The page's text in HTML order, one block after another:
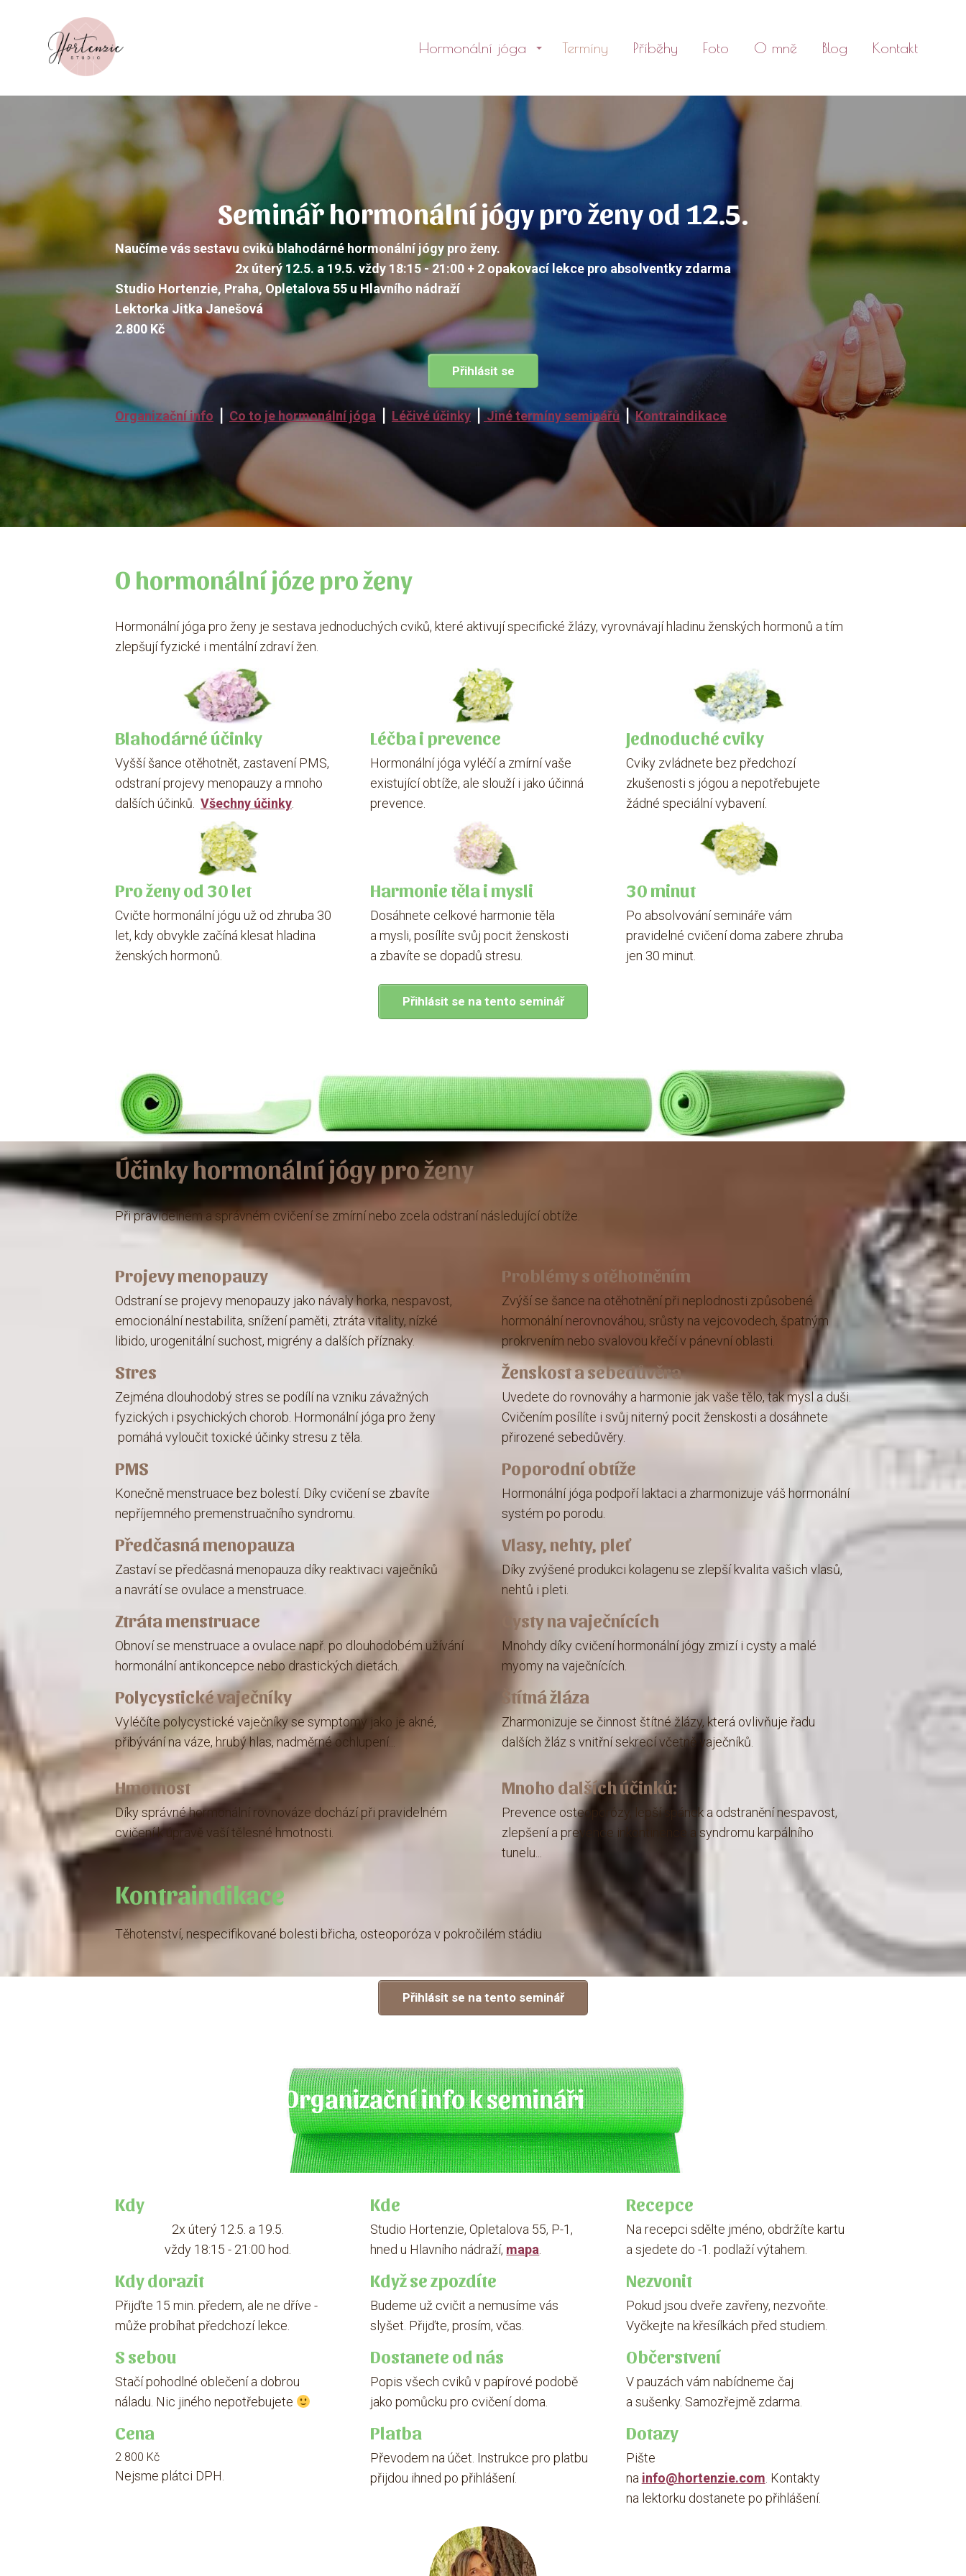
Hormonální jóga Termíny Příběhy Foto O mně Blog Kontakt
Seminář hormonální jógy pro ženy od 12.5.
Naučíme vás sestavu cviků blahodárné hormonální jógy pro ženy.
2x úterý 12.5. a 19.5. vždy 18:15 - 21:00 + 2 opakovací lekce pro absolventky zdarma
Studio Hortenzie, Praha, Opletalova 55 u Hlavního nádraží
Lektorka Jitka Janešová
2.800 Kč
Přihlásit se
Organizační info Co to je hormonální jóga Léčivé účinky⎪ Jiné termíny seminářů ⎪Kontraindikace
O hormonální józe pro ženy
Hormonální jóga pro ženy je sestava jednoduchých cviků, které aktivují specifické žlázy, vyrovnávají hladinu ženských hormonů a tím
zlepšují fyzické i mentální zdraví žen.
Blahodárné účinky
Vyšší šance otěhotnět, zastavení PMS,
odstraní projevy menopauzy a mnoho
dalších účinků. Všechny účinky
Léčba i prevence
Hormonální jóga vyléčí a zmírní vaše
existující obtíže, ale slouží i jako účinná
prevence.
Jednoduché cviky
Cviky zvládnete bez předchozí
zkušenosti s jógou a nepotřebujete
žádné speciální vybavení.
Pro ženy od 30 let
Cvičte hormonální jógu už od zhruba 30
let, kdy obvykle začíná klesat hladina
ženských hormonů.
Harmonie těla i mysli
Dosáhnete celkové harmonie těla
a mysli, posílíte svůj pocit ženskosti
a zbavíte se dopadů stresu.
30 minut
Po absolvování semináře vám
pravidelné cvičení doma zabere zhruba
jen 30 minut.
Přihlásit se na tento seminář
Účinky hormonální jógy pro ženy
Při pravidelném a správném cvičení se zmírní nebo zcela odstraní následující obtíže.
Projevy menopauzy
Odstraní se projevy menopauzy jako návaly horka, nespavost,
emocionální nestabilita, snížení paměti, ztráta vitality, nízké
libido, urogenitální suchost, migrény a dalších příznaky.
Problémy s otěhotněním
Zvýší se šance na otěhotnění při neplodnosti způsobené
hormonální nerovnováhou, srůsty na vejcovodech, špatným
prokrvením nebo svalovou křečí v pánevní oblasti.
Stres
Zejména dlouhodobý stres se podílí na vzniku závažných
fyzických i psychických chorob. Hormonální jóga pro ženy
pomáhá vyloučit toxické účinky stresu z těla.
Ženskost a sebedůvěra
Uvedete do rovnováhy a harmonie jak vaše tělo, tak mysl a duši.
Cvičením posílíte i svůj niterný pocit ženskosti a dosáhnete
přirozené sebedůvěry.
PMS
Konečně menstruace bez bolestí. Díky cvičení se zbavíte
nepříjemného premenstruačního syndromu.
Poporodní obtíže
Hormonální jóga podpoří laktaci a zharmonizuje váš hormonální
systém po porodu.
Předčasná menopauza
Zastaví se předčasná menopauza díky reaktivaci vaječníků
a navrátí se ovulace a menstruace.
Vlasy, nehty, pleť
Díky zvýšené produkci kolagenu se zlepší kvalita vašich vlasů,
nehtů i pleti.
Ztráta menstruace
Obnoví se menstruace a ovulace např. po dlouhodobém užívání
hormonální antikoncepce nebo drastických dietách.
Cysty na vaječnících
Mnohdy díky cvičení hormonální jógy zmizí i cysty a malé
myomy na vaječnících.
Polycystické vaječníky
Vyléčíte polycystické vaječníky se symptomy jako je akné,
přibývání na váze, hrubý hlas, nadměrné ochlupení...
Štítná žláza
Zharmonizuje se činnost štítné žlázy, která ovlivňuje řadu
dalších žláz s vnitřní sekrecí včetně vaječníků.
Hmotnost
Díky správné hormonální rovnováze dochází při pravidelném
cvičení k úpravě vaší tělesné hmotnosti.
Mnoho dalších účinků:
Prevence osteoporózy, lepší spánek a odstranění nespavost,
zlepšení a prevence inkontinence a syndromu karpálního
tunelu...
Kontraindikace
Těhotenství, nespecifikované bolesti břicha, osteoporóza v pokročilém stádiu
Přihlásit se na tento seminář
Organizační info k semináři
Kdy
2x úterý 12.5. a 19.5.
vždy 18:15 - 21:00 hod.
Kde
Studio Hortenzie, Opletalova 55, P-1,
hned u Hlavního nádraží, mapa
Recepce
Na recepci sdělte jméno, obdržíte kartu
a sjedete do -1. podlaží výtahem.
Kdy dorazit
Přijďte 15 min. předem, ale ne dříve -
může probíhat předchozí lekce.
Když se zpozdíte
Budeme už cvičit a nemusíme vás
slyšet. Přijďte, prosím, včas.
Nezvonit
Pokud jsou dveře zavřeny, nezvoňte.
Vyčkejte na křesílkách před studiem.
S sebou
Stačí pohodlné oblečení a dobrou
náladu. Nic jiného nepotřebujete
Dostanete od nás
Popis všech cviků v papírové podobě
jako pomůcku pro cvičení doma.
Občerstvení
V pauzách vám nabídneme čaj
a sušenky. Samozřejmě zdarma.
Cena
2 800 Kč
Nejsme plátci DPH.
Platba
Převodem na účet. Instrukce pro platbu
přijdou ihned po přihlášení.
Dotazy
Pište
na info@hortenzie.com . Kontakty
na lektorku dostanete po přihlášení.